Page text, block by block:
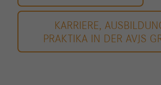
KARRIERE,
PRAKTIKA IN DER AVJS